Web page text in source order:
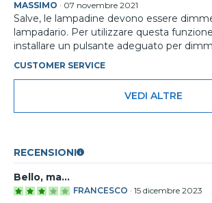
MASSIMO · 07 novembre 2021
Salve, le lampadine devono essere
lampadario. Per utilizzare questa
installare un pulsante adeguato per
CUSTOMER SERVICE
VEDI ALTRE
RECENSIONI
Bello, ma...
FRANCESCO · 15 dicembre 2023